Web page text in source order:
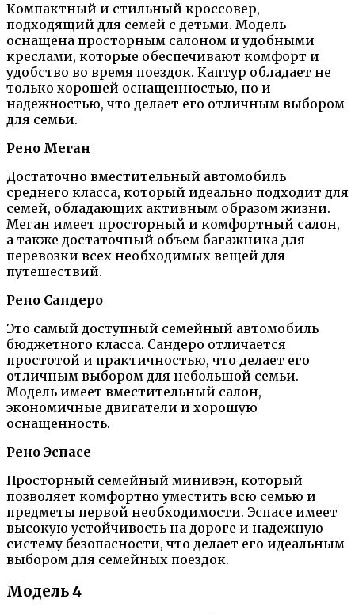
Компактный и стильный кроссовер,
подходящий для семей с детьми. Модель
оснащена просторным салоном и удобными
креслами, которые обеспечивают комфорт и
удобство во время поездок. Каптур обладает не
только хорошей оснащенностью, но и
надежностью, что делает его отличным выбором
для семьи.
Рено Меган
Достаточно вместительный автомобиль
среднего класса, который идеально подходит для
семей, обладающих активным образом жизни.
Меган имеет просторный и комфортный салон,
а также достаточный объем багажника для
перевозки всех необходимых вещей для
путешествий.
Рено Сандеро
Это самый доступный семейный автомобиль
бюджетного класса. Сандеро отличается
простотой и практичностью, что делает его
отличным выбором для небольшой семьи.
Модель имеет вместительный салон,
экономичные двигатели и хорошую
оснащенность.
Рено Эспасе
Просторный семейный минивэн, который
позволяет комфортно уместить всю семью и
предметы первой необходимости. Эспасе имеет
высокую устойчивость на дороге и надежную
систему безопасности, что делает его идеальным
выбором для семейных поездок.
Модель 4